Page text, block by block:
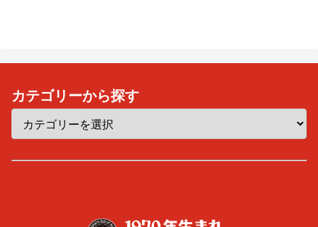
カテゴリーから探す